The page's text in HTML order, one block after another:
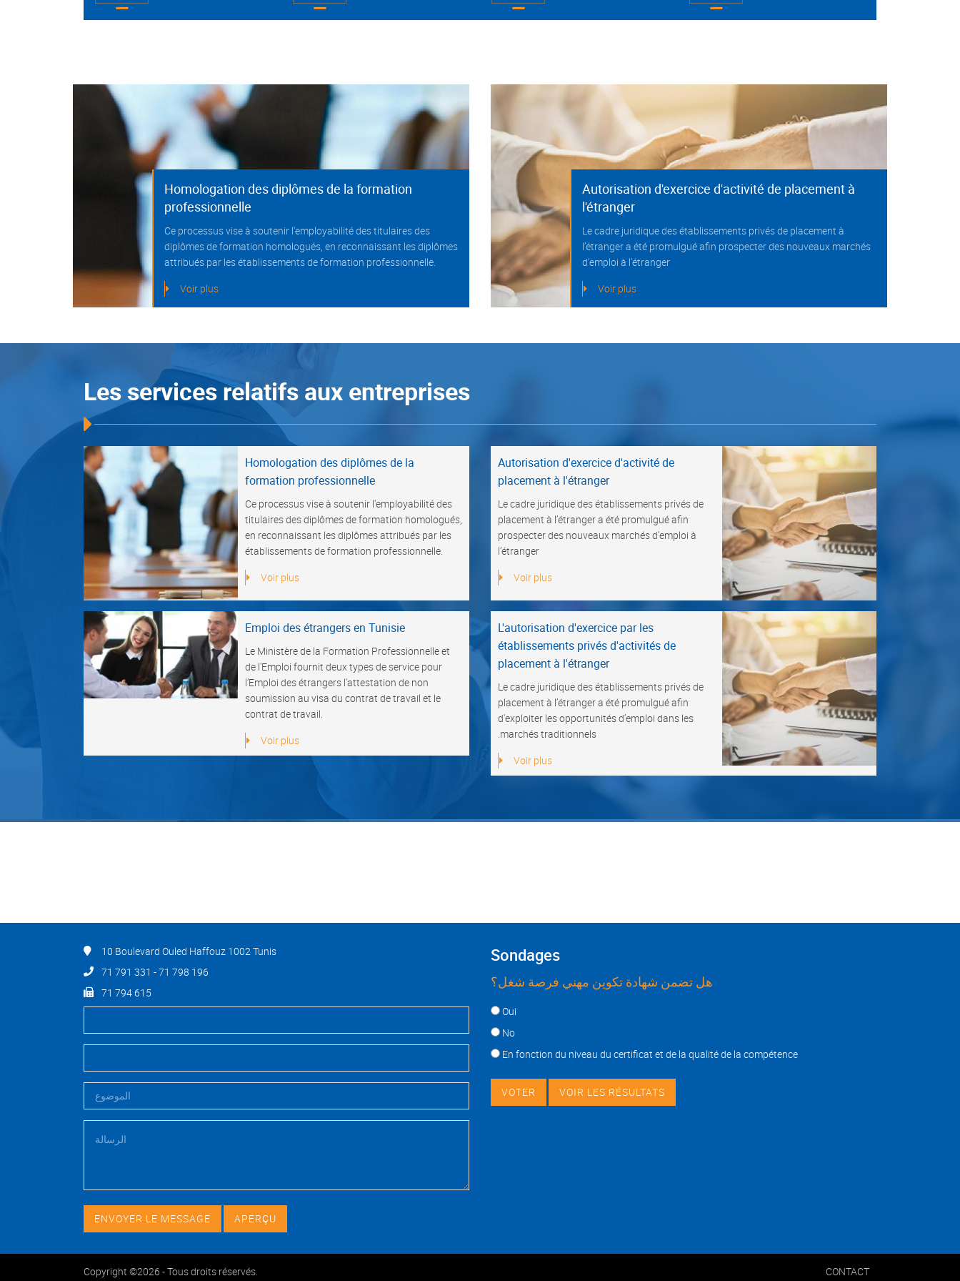
Homologation des diplômes de la formation
professionnelle
Ce processus vise à soutenir l'employabilité des titulaires des
diplômes de formation homologués, en reconnaissant les diplômes
attribués par les établissements de formation professionnelle.
Voir plus
Autorisation d'exercice d'activité de placement à
l'étranger
Le cadre juridique des établissements privés de placement à
l’étranger a été promulgué afin prospecter des nouveaux marchés
d’emploi à l’étranger
Voir plus
Les services relatifs aux entreprises
Homologation des diplômes de la
formation professionnelle
Ce processus vise à soutenir l'employabilité des
titulaires des diplômes de formation homologués,
en reconnaissant les diplômes attribués par les
établissements de formation professionnelle.
Voir plus
Autorisation d'exercice d'activité de
placement à l'étranger
Le cadre juridique des établissements privés de
placement à l’étranger a été promulgué afin
prospecter des nouveaux marchés d’emploi à
l’étranger
Voir plus
Emploi des étrangers en Tunisie
Le Ministère de la Formation Professionnelle et
de l'Emploi fournit deux types de service pour
l’Emploi des étrangers l'attestation de non
soumission au visa du contrat de travail et le
contrat de travail.
Voir plus
L'autorisation d'exercice par les
établissements privés d'activités de
placement à l'étranger
Le cadre juridique des établissements privés de
placement à l’étranger a été promulgué afin
d'exploiter les opportunités d’emploi dans les
marchés traditionnels.
Voir plus
10 Boulevard Ouled Haffouz 1002 Tunis
71 791 331 - 71 798 196
71 794 615
Sondages
هل تضمن شهادة تكوين مهني فرصة شغل؟
Choices
Oui
No
En fonction du niveau du certificat et de la qualité de la compétence
Copyright ©2026 - Tous droits réservés.
Footer
CONTACT